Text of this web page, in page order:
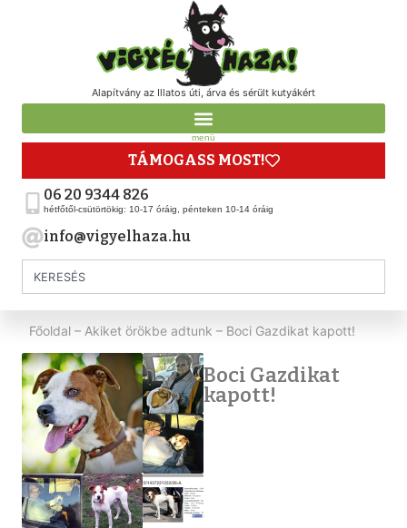
Alapítvány az Illatos úti, árva és sérült kutyákért
menü
TÁMOGASS MOST!
06 20 9344 826
hétfőtől-csütörtökig: 10-17 óráig, pénteken 10-14 óráig
info@vigyelhaza.hu
Főoldal – Akiket örökbe adtunk – Boci Gazdikat kapott!
Boci Gazdikat
kapott!